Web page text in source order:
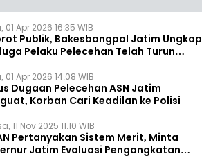
01 Apr 2026 16:35 WIB
Publik, Bakesbangpol Jatim Ungkap
Pelaku Pelecehan Telah Turun
01 Apr 2026 14:08 WIB
Dugaan Pelecehan ASN Jatim
Korban Cari Keadilan ke Polisi
11 Nov 2025 11:10 WIB
Pertanyakan Sistem Merit, Minta
Jatim Evaluasi Pengangkatan